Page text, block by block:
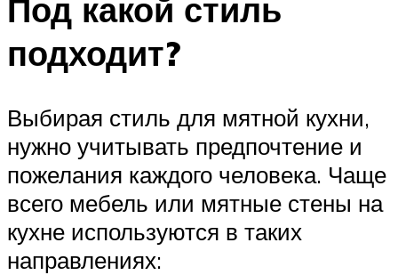
Под какой стиль
подходит?
Выбирая стиль для мятной кухни,
нужно учитывать предпочтение и
пожелания каждого человека. Чаще
всего мебель или мятные стены на
кухне используются в таких
направлениях: